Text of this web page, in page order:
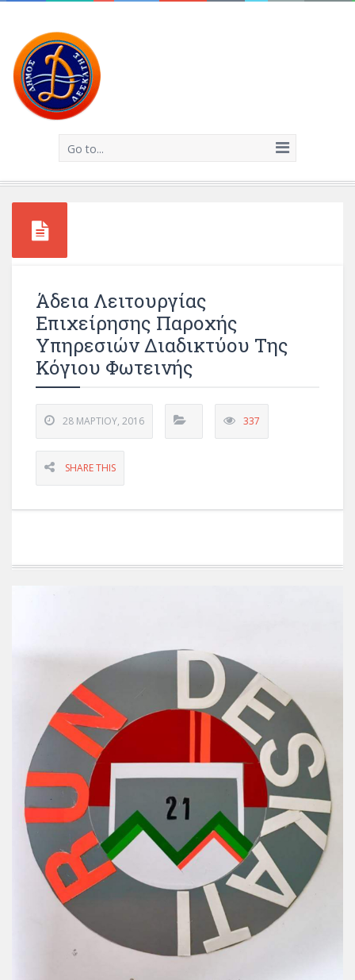
Go to...
Άδεια Λειτουργίας
Επιχείρησης Παροχής
Υπηρεσιών Διαδικτύου Της
Κόγιου Φωτεινής
28 ΜΑΡΤΊΟΥ, 2016 337
SHARE THIS